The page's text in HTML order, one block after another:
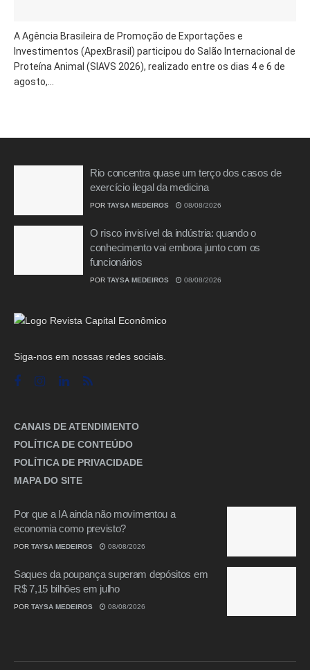
A Agência Brasileira de Promoção de Exportações e
Investimentos (ApexBrasil) participou do Salão Internacional de
Proteína Animal (SIAVS 2026), realizado entre os dias 4 e 6 de
agosto,...
Rio concentra quase um terço dos casos de
exercício ilegal da medicina
POR TAYSA MEDEIROS 08/08/2026
O risco invisível da indústria: quando o
conhecimento vai embora junto com os
funcionários
POR TAYSA MEDEIROS 08/08/2026
Siga-nos em nossas redes sociais.
CANAIS DE ATENDIMENTO
POLÍTICA DE CONTEÚDO
POLÍTICA DE PRIVACIDADE
MAPA DO SITE
Por que a IA ainda não movimentou a
economia como previsto?
POR TAYSA MEDEIROS 08/08/2026
Saques da poupança superam depósitos em
R$ 7,15 bilhões em julho
POR TAYSA MEDEIROS 08/08/2026